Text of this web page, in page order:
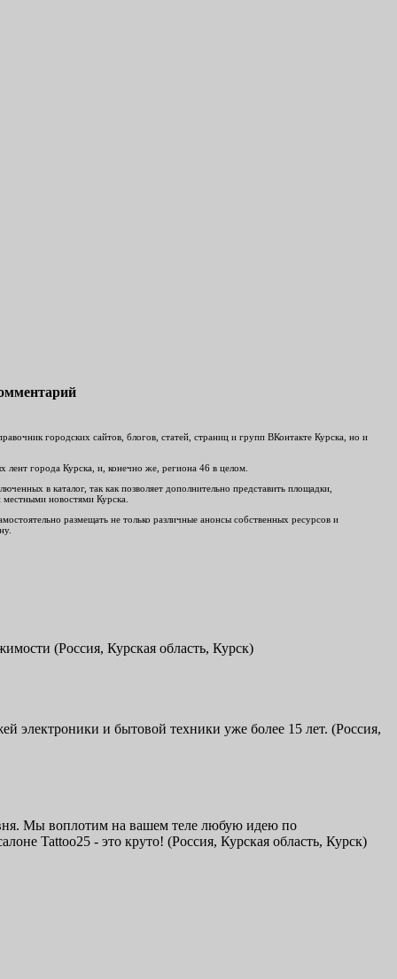
городских сайтов, блогов, статей, страниц и групп ВКонтакте Курска, но и
лент города Курска, и, конечно же, региона 46 в целом.
в каталог, так как позволяет дополнительно представить площадки,
новостями Курска.
размещать не только различные анонсы собственных ресурсов и
(Россия, Курская область, Курск)
электроники и бытовой техники уже более 15 лет. (Россия,
Мы воплотим на вашем теле любую идею по
Tattoo25 - это круто! (Россия, Курская область, Курск)